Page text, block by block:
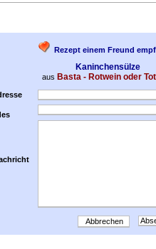
Rezept einem Freund
Kaninchensülze
aus Basta - Rotwein oder
Abbrechen